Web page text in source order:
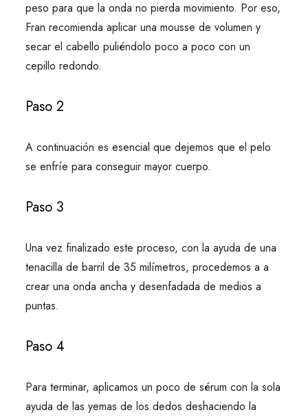
peso para que la onda no pierda movimiento. Por eso,
Fran recomienda aplicar una mousse de volumen y
secar el cabello puliéndolo poco a poco con un
cepillo redondo.
Paso 2
A continuación es esencial que dejemos que el pelo
se enfríe para conseguir mayor cuerpo.
Paso 3
Una vez finalizado este proceso, con la ayuda de una
tenacilla de barril de 35 milímetros, procedemos a a
crear una onda ancha y desenfadada de medios a
puntas.
Paso 4
Para terminar, aplicamos un poco de sérum con la sola
ayuda de las yemas de los dedos deshaciendo la